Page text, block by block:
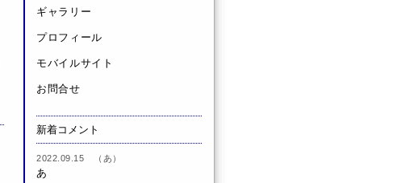
ギャラリー
プロフィール
モバイルサイト
お問合せ
新着コメント
2022.09.15 （あ）
あ